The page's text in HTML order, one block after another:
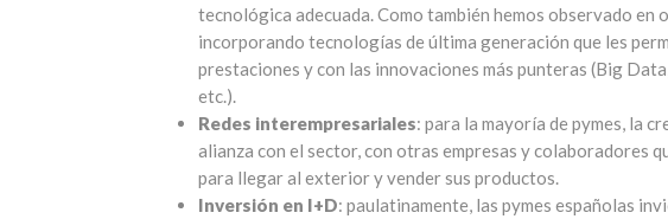
tecnológica adecuada. Como también hemos observado en
incorporando tecnologías de última generación que les
prestaciones y con las innovaciones más punteras (Big
etc.).
Redes interempresariales: para la mayoría de pymes, la
alianza con el sector, con otras empresas y colaboradores
para llegar al exterior y vender sus productos.
Inversión en I+D: paulatinamente, las pymes españolas